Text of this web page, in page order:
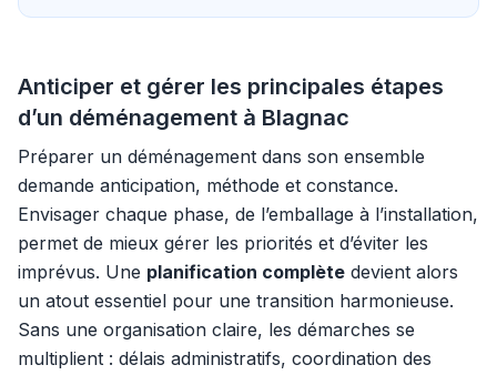
Anticiper et gérer les principales étapes
d’un déménagement à Blagnac
Préparer un déménagement dans son ensemble
demande anticipation, méthode et constance.
Envisager chaque phase, de l’emballage à l’installation,
permet de mieux gérer les priorités et d’éviter les
imprévus. Une planification complète devient alors
un atout essentiel pour une transition harmonieuse.
Sans une organisation claire, les démarches se
multiplient : délais administratifs, coordination des